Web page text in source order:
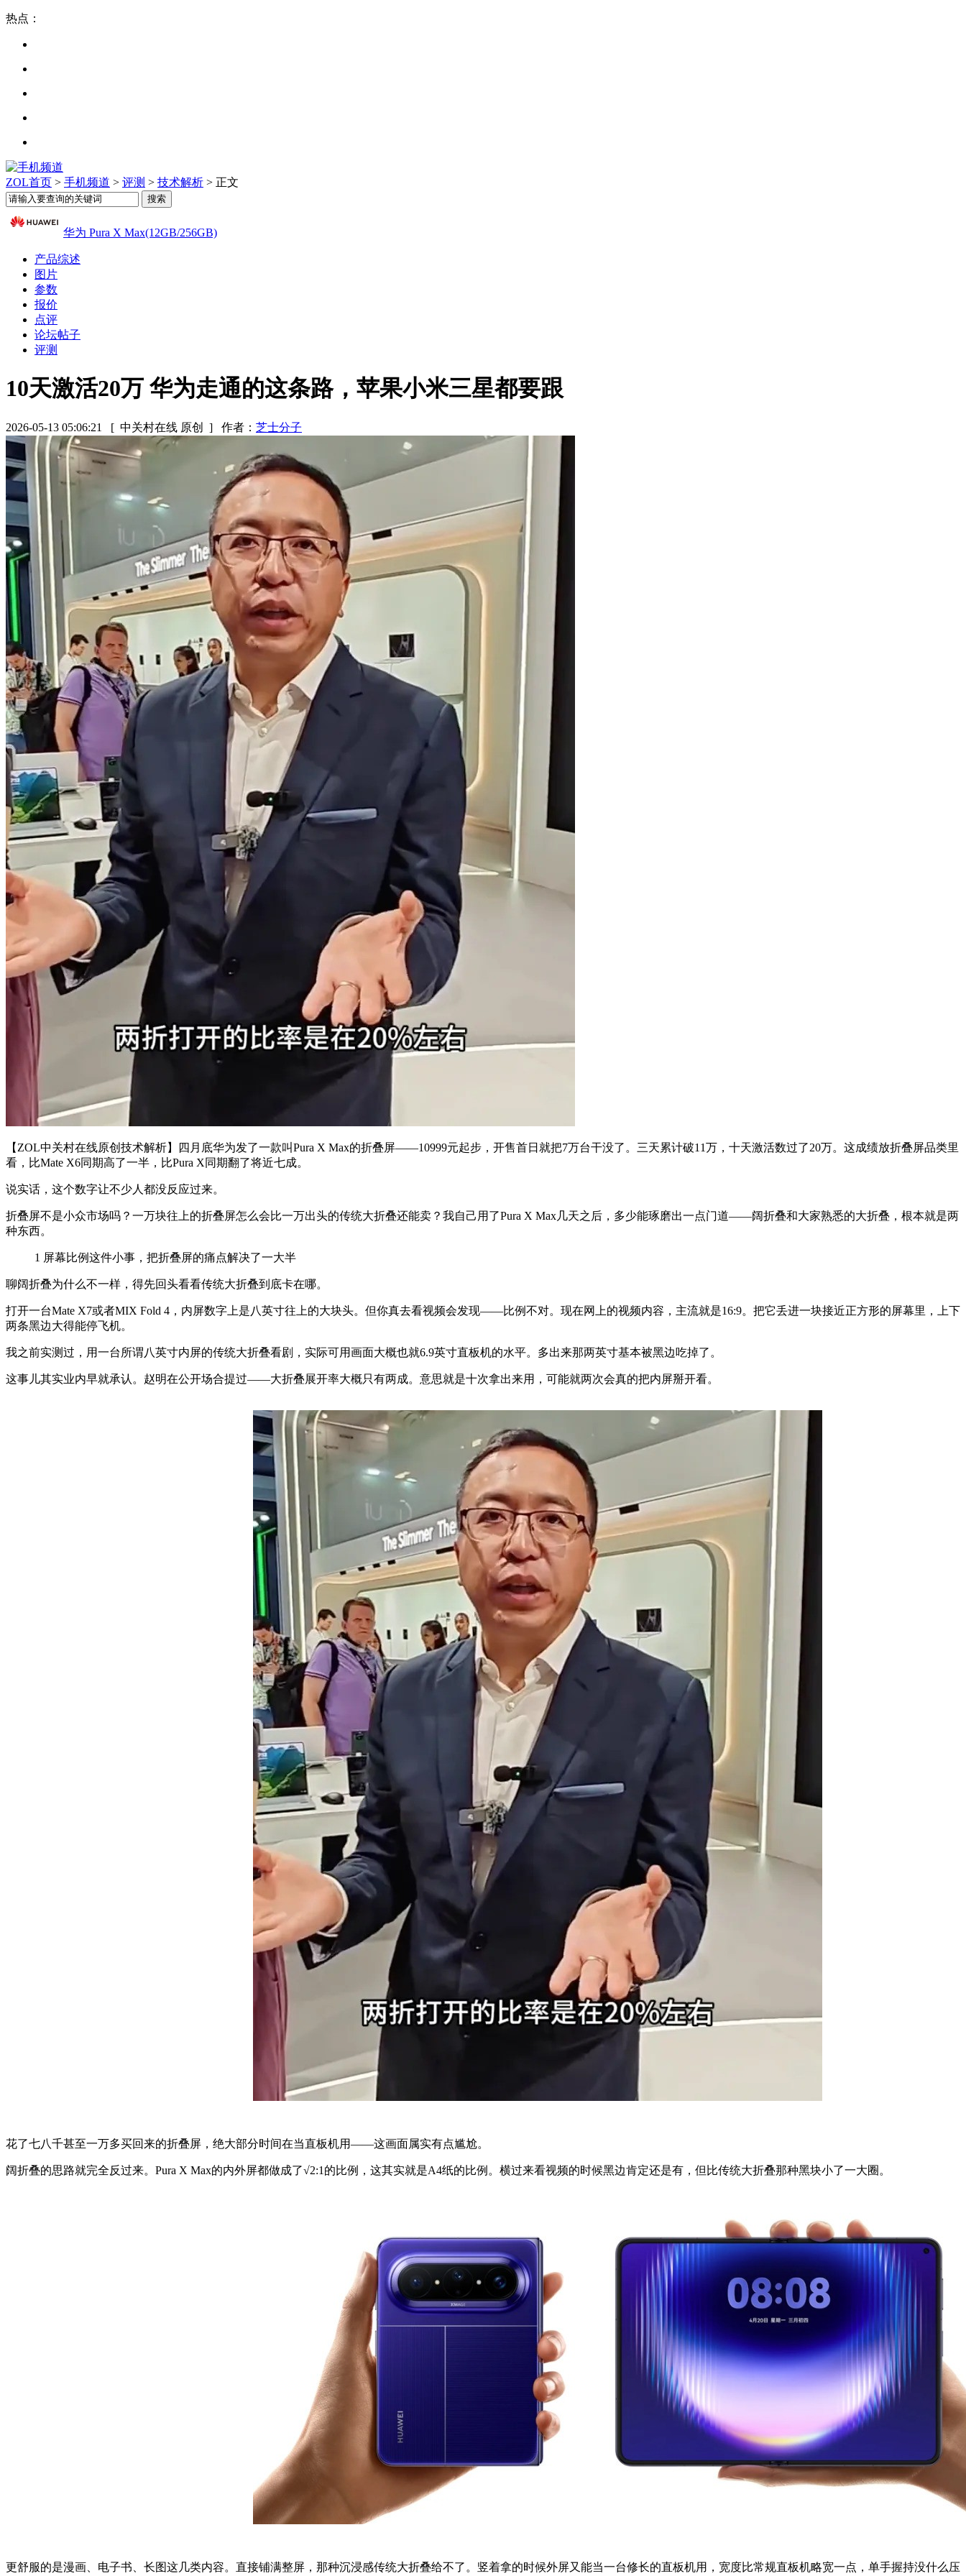
热点：
ZOL首页 > 手机频道 > 评测 > 技术解析 > 正文
华为 Pura X Max(12GB/256GB)
产品综述
图片
参数
报价
点评
论坛帖子
评测
10天激活20万 华为走通的这条路，苹果小米三星都要跟
2026-05-13 05:06:21 [ 中关村在线 原创 ] 作者： 芝士分子
【ZOL中关村在线原创技术解析】四月底华为发了一款叫Pura X Max的折叠屏——10999元起步，开售首日就把7万台干没了。三天累计破11万，十天激活数过了20万。这成绩放折叠屏品类里
看，比Mate X6同期高了一半，比Pura X同期翻了将近七成。
说实话，这个数字让不少人都没反应过来。
折叠屏不是小众市场吗？一万块往上的折叠屏怎么会比一万出头的传统大折叠还能卖？我自己用了Pura X Max几天之后，多少能琢磨出一点门道——阔折叠和大家熟悉的大折叠，根本就是两
种东西。
1 屏幕比例这件小事，把折叠屏的痛点解决了一大半
聊阔折叠为什么不一样，得先回头看看传统大折叠到底卡在哪。
打开一台Mate X7或者MIX Fold 4，内屏数字上是八英寸往上的大块头。但你真去看视频会发现——比例不对。现在网上的视频内容，主流就是16:9。把它丢进一块接近正方形的屏幕里，上下
两条黑边大得能停飞机。
我之前实测过，用一台所谓八英寸内屏的传统大折叠看剧，实际可用画面大概也就6.9英寸直板机的水平。多出来那两英寸基本被黑边吃掉了。
这事儿其实业内早就承认。赵明在公开场合提过——大折叠展开率大概只有两成。意思就是十次拿出来用，可能就两次会真的把内屏掰开看。
花了七八千甚至一万多买回来的折叠屏，绝大部分时间在当直板机用——这画面属实有点尴尬。
阔折叠的思路就完全反过来。Pura X Max的内外屏都做成了√2:1的比例，这其实就是A4纸的比例。横过来看视频的时候黑边肯定还是有，但比传统大折叠那种黑块小了一大圈。
更舒服的是漫画、电子书、长图这几类内容。直接铺满整屏，那种沉浸感传统大折叠给不了。竖着拿的时候外屏又能当一台修长的直板机用，宽度比常规直板机略宽一点，单手握持没什么压